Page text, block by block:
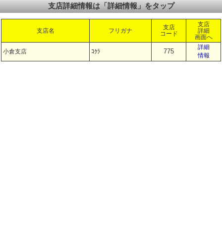
支店詳細情報は「詳細情報」をタップ
支店名 フリガナ
支店
コード
支店
詳細
画面へ
小倉支店 ｺｸﾗ 775
詳細
情報